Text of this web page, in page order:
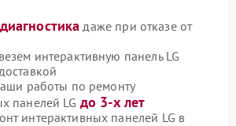
даже при отказе от
интерактивную панель LG
работы по ремонту
панелей LG до 3-х лет
интерактивных панелей LG в